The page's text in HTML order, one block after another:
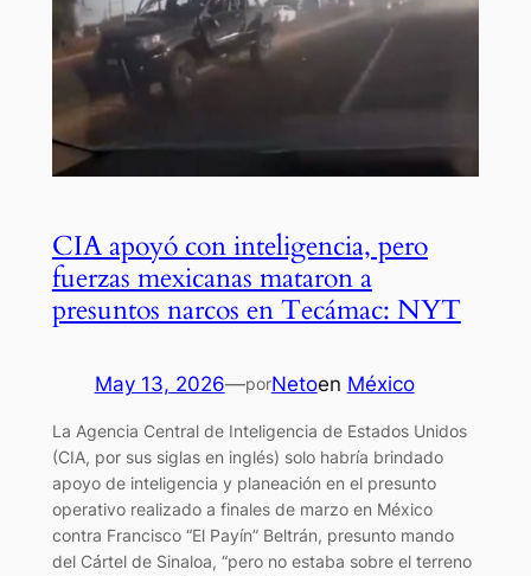
CIA apoyó con inteligencia, pero
fuerzas mexicanas mataron a
presuntos narcos en Tecámac: NYT
May 13, 2026—porNetoen México
La Agencia Central de Inteligencia de Estados Unidos
(CIA, por sus siglas en inglés) solo habría brindado
apoyo de inteligencia y planeación en el presunto
operativo realizado a finales de marzo en México
contra Francisco “El Payín” Beltrán, presunto mando
del Cártel de Sinaloa, “pero no estaba sobre el terreno